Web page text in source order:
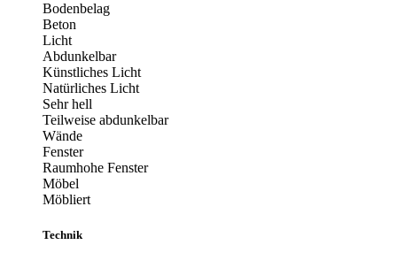
Bodenbelag
Beton
Licht
Abdunkelbar
Künstliches Licht
Natürliches Licht
Sehr hell
Teilweise abdunkelbar
Wände
Fenster
Raumhohe Fenster
Möbel
Möbliert
Technik